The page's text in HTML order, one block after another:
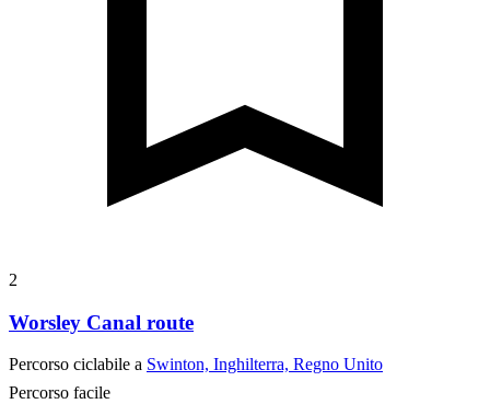
2
Worsley Canal route
Percorso ciclabile a Swinton, Inghilterra, Regno Unito
Percorso facile